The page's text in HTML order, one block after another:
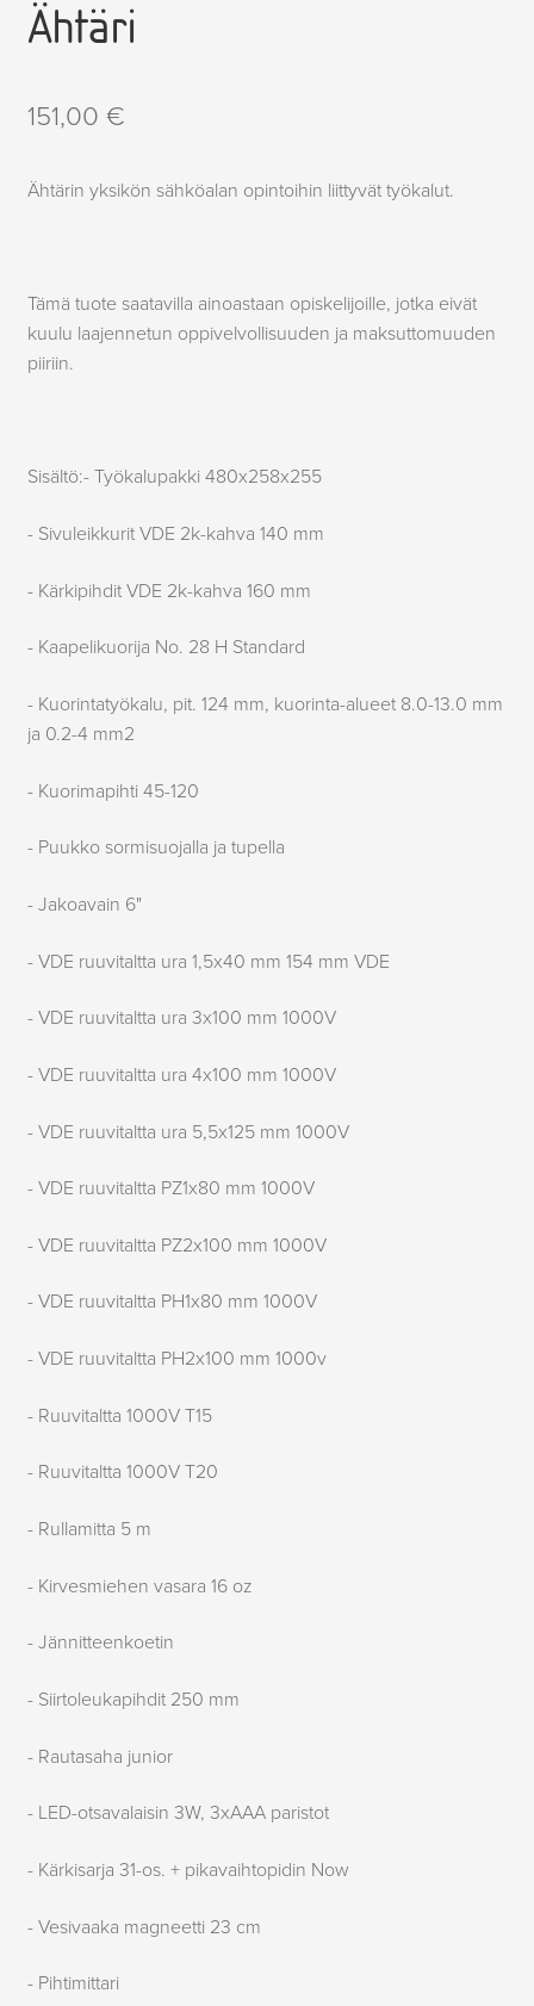
Ähtäri
151,00 €
Ähtärin yksikön sähköalan opintoihin liittyvät työkalut.
Tämä tuote saatavilla ainoastaan opiskelijoille, jotka eivät
kuulu laajennetun oppivelvollisuuden ja maksuttomuuden
piiriin.
Sisältö:- Työkalupakki 480x258x255
- Sivuleikkurit VDE 2k-kahva 140 mm
- Kärkipihdit VDE 2k-kahva 160 mm
- Kaapelikuorija No. 28 H Standard
- Kuorintatyökalu, pit. 124 mm, kuorinta-alueet 8.0-13.0 mm
ja 0.2-4 mm2
- Kuorimapihti 45-120
- Puukko sormisuojalla ja tupella
- Jakoavain 6"
- VDE ruuvitaltta ura 1,5x40 mm 154 mm VDE
- VDE ruuvitaltta ura 3x100 mm 1000V
- VDE ruuvitaltta ura 4x100 mm 1000V
- VDE ruuvitaltta ura 5,5x125 mm 1000V
- VDE ruuvitaltta PZ1x80 mm 1000V
- VDE ruuvitaltta PZ2x100 mm 1000V
- VDE ruuvitaltta PH1x80 mm 1000V
- VDE ruuvitaltta PH2x100 mm 1000v
- Ruuvitaltta 1000V T15
- Ruuvitaltta 1000V T20
- Rullamitta 5 m
- Kirvesmiehen vasara 16 oz
- Jännitteenkoetin
- Siirtoleukapihdit 250 mm
- Rautasaha junior
- LED-otsavalaisin 3W, 3xAAA paristot
- Kärkisarja 31-os. + pikavaihtopidin Now
- Vesivaaka magneetti 23 cm
- Pihtimittari